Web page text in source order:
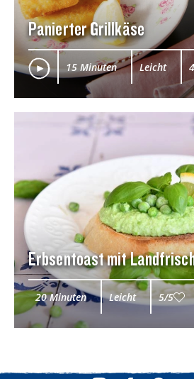
Panierter Grillkäse
15 Minuten Leicht
Erbsentoast mit
20 Minuten Leicht 5/5